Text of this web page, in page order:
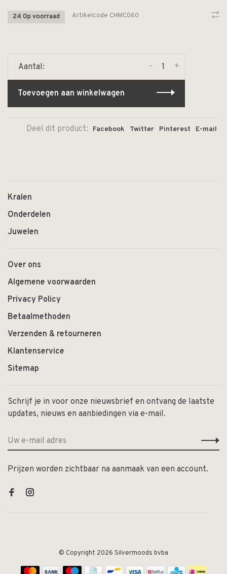
24 Op voorraad Artikelcode CHMC060
Aantal: +
-
Toevoegen aan winkelwagen
Deel dit product: Facebook Twitter Pinterest E-mail
Kralen
Onderdelen
Juwelen
Over ons
Algemene voorwaarden
Privacy Policy
Betaalmethoden
Verzenden & retourneren
Klantenservice
Sitemap
Schrijf je in voor onze nieuwsbrief en ontvang de laatste
updates, nieuws en aanbiedingen via e-mail.
Prijzen worden zichtbaar na aanmaak van een account.
© Copyright 2026 Silvermoods bvba